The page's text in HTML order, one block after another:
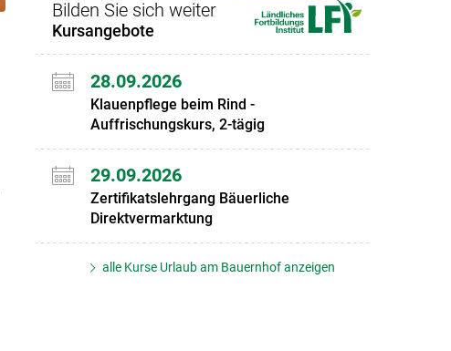
Bilden Sie sich weiter
Kursangebote
28.09.2026
Klauenpflege beim Rind -
Auffrischungskurs, 2-tägig
29.09.2026
Zertifikatslehrgang Bäuerliche
Direktvermarktung
alle Kurse Urlaub am Bauernhof anzeigen